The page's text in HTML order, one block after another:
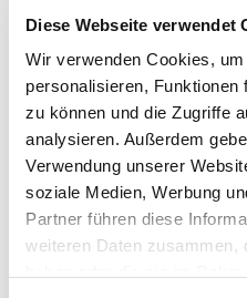
Diese Webseite verwendet
Wir verwenden Cookies,
personalisieren, Funktionen
zu können und die Zugriffe
analysieren. Außerdem
Verwendung unserer
soziale Medien, Werbung
Partner führen diese
weiteren Daten zusammen,